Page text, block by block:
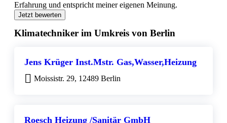
Erfahrung und entspricht meiner eigenen Meinung.
Jetzt bewerten
Klimatechniker im Umkreis von Berlin
Jens Krüger Inst.Mstr. Gas,Wasser,Heizung
Moissistr. 29, 12489 Berlin
Roesch Heizung /Sanitär GmbH